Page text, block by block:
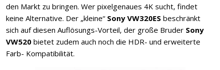
den Markt zu bringen. Wer pixelgenaues 4K sucht, findet
keine Alternative. Der „kleine“ Sony VW320ES beschränkt
sich auf diesen Auflösungs-Vorteil, der große Bruder Sony
VW520 bietet zudem auch noch die HDR- und erweiterte
Farb- Kompatibilität.